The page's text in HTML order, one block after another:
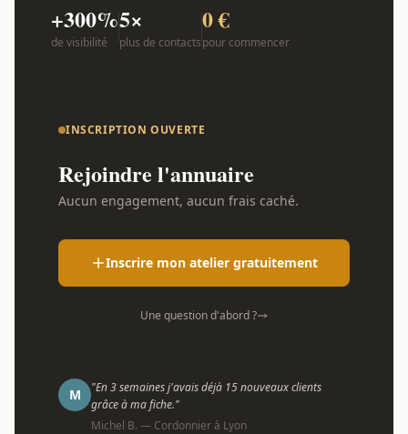
+300%
de visibilité
5×
plus de contacts
0 €
pour commencer
INSCRIPTION OUVERTE
Rejoindre l'annuaire
Aucun engagement, aucun frais caché.
Inscrire mon atelier gratuitement
Une question d'abord ?
M
"En 3 semaines j'avais déjà 15 nouveaux clients
grâce à ma fiche."
Michel B. — Cordonnier à Lyon